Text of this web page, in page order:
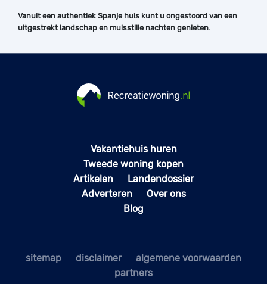
Vanuit een authentiek Spanje huis kunt u ongestoord van een
uitgestrekt landschap en muisstille nachten genieten.
Vakantiehuis huren
Tweede woning kopen
Artikelen
Landendossier
Adverteren
Over ons
Blog
sitemap disclaimer
algemene voorwaarden
partners